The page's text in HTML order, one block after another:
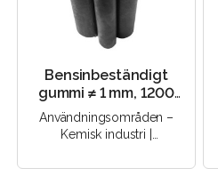
Bensinbeständigt
gummi ≠ 1 mm, 1200
mm, 60 Sha (NBR)
Användningsområden –
Kemisk industri |
Byggbranschen |